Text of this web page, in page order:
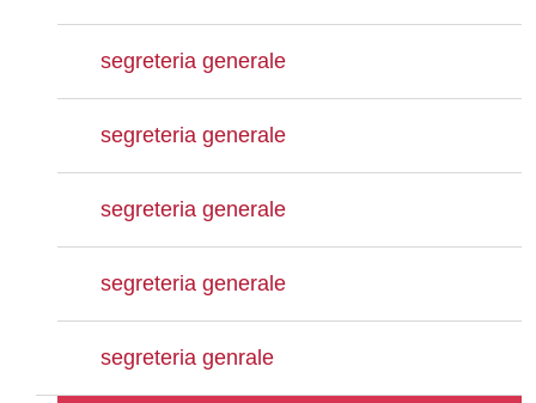
segreteria generale
segreteria generale
segreteria generale
segreteria generale
segreteria genrale